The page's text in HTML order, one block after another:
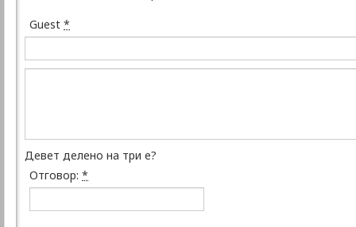
Guest *
Девет делено на три е?
Отговор: *